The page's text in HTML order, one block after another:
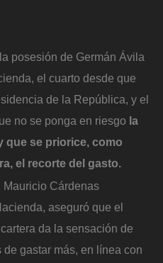
posesión de Germán Ávila
el cuarto desde que
de la República, y el
no se ponga en riesgo la
que se priorice, como
el recorte del gasto.
Mauricio Cárdenas
aseguró que el
da la sensación de
gastar más, en línea con